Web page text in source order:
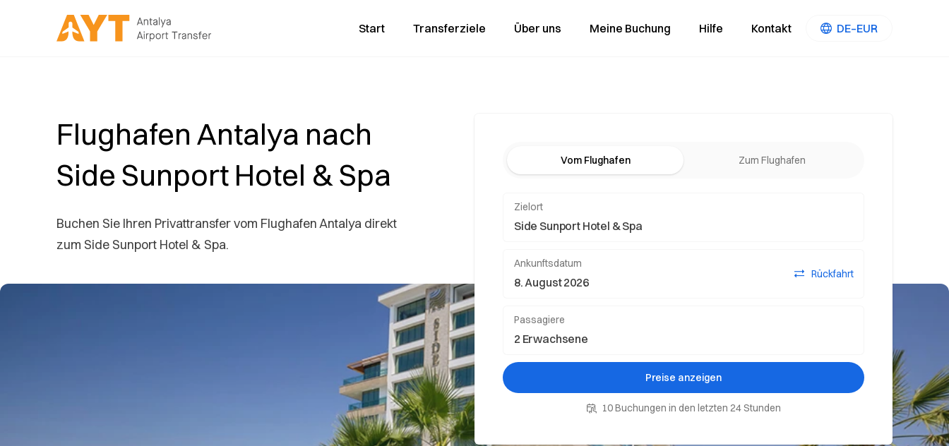
Start Transferziele Über uns Meine Buchung Hilfe Kontakt DE–EUR
Flughafen Antalya nach
Side Sunport Hotel & Spa
Buchen Sie Ihren Privattransfer vom Flughafen Antalya direkt
zum Side Sunport Hotel & Spa.
Vom Flughafen Zum Flughafen
Zielort
Ankunftsdatum
Rückfahrt
Passagiere
Preise anzeigen
10 Buchungen in den letzten 24 Stunden